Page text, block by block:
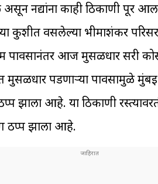
नद्यांना काही ठिकाणी पूर
कुशीत वसलेल्या भीमाशंकर
पावसानंतर आज मुसळधार सरी
पडणाऱ्या पावसामुळे मुंबई
झाला आहे. या ठिकाणी
ठप्प झाला आहे.